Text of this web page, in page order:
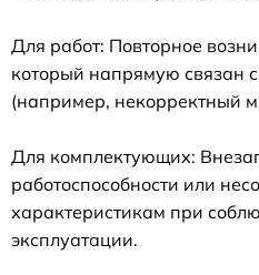
Для работ: Повторное
который напрямую связан
(например, некорректный
Для комплектующих:
работоспособности или
характеристикам при
эксплуатации.